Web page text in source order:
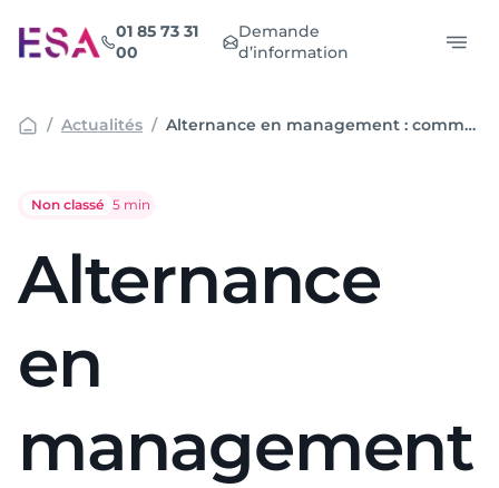
au
contenu
01 85 73 31
00
Demande
d’information
Actualités Alternance en management : comment maximiser la valeur pédagogique du terrain
Non classé Temps de lecture :
5 min
Alternance
en
management